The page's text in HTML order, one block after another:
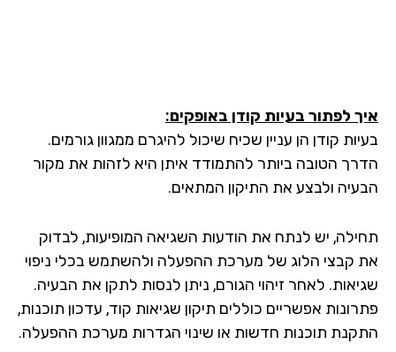
לפתור בעיות קודן באופקים:
קודן הן עניין שכיח שיכול להיגרם ממגוון גורמים.
הטובה ביותר להתמודד איתן היא לזהות את מקור
ולבצע את התיקון המתאים.
יש לנתח את הודעות השגיאה המופיעות, לבדוק
קבצי הלוג של מערכת ההפעלה ולהשתמש בכלי ניפוי
לאחר זיהוי הגורם, ניתן לנסות לתקן את הבעיה.
אפשריים כוללים תיקון שגיאות קוד, עדכון תוכנות,
תוכנות חדשות או שינוי הגדרות מערכת ההפעלה.